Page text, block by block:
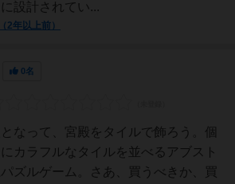
設計されてい...
2年以上前）
0名
なって、宮殿をタイルで飾ろう。個
カラフルなタイルを並べるアブスト
パズルゲーム。さあ、買うべきか、買